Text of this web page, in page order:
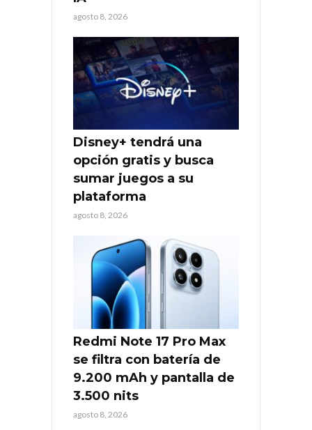
agosto 8, 2026
Disney+ tendrá una
opción gratis y busca
sumar juegos a su
plataforma
agosto 8, 2026
Redmi Note 17 Pro Max
se filtra con batería de
9.200 mAh y pantalla de
3.500 nits
agosto 8, 2026